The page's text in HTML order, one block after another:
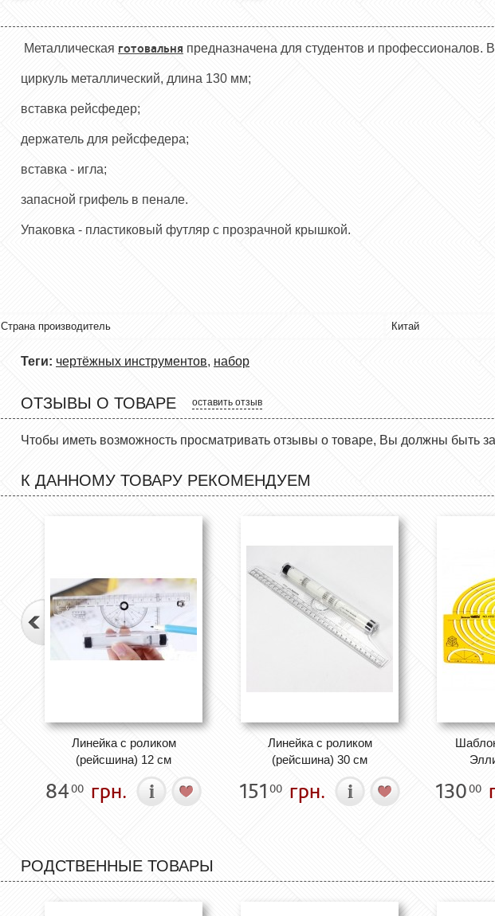
Металлическая готовальня предназначена для студентов и профессионалов.
циркуль металлический, длина 130 мм;
вставка рейсфедер;
держатель для рейсфедера;
вставка - игла;
запасной грифель в пенале.
Упаковка - пластиковый футляр с прозрачной крышкой.
Страна производитель Китай
Теги: чертёжных инструментов, набор
ОТЗЫВЫ О ТОВАРЕ оставить отзыв
Чтобы иметь возможность просматривать отзывы о товаре, Вы должны быть
К ДАННОМУ ТОВАРУ РЕКОМЕНДУЕМ
Линейка с роликом
(рейсшина) 12 см
8400 грн.
Линейка с роликом
(рейсшина) 30 см
151 00 грн. 13000
РОДСТВЕННЫЕ ТОВАРЫ